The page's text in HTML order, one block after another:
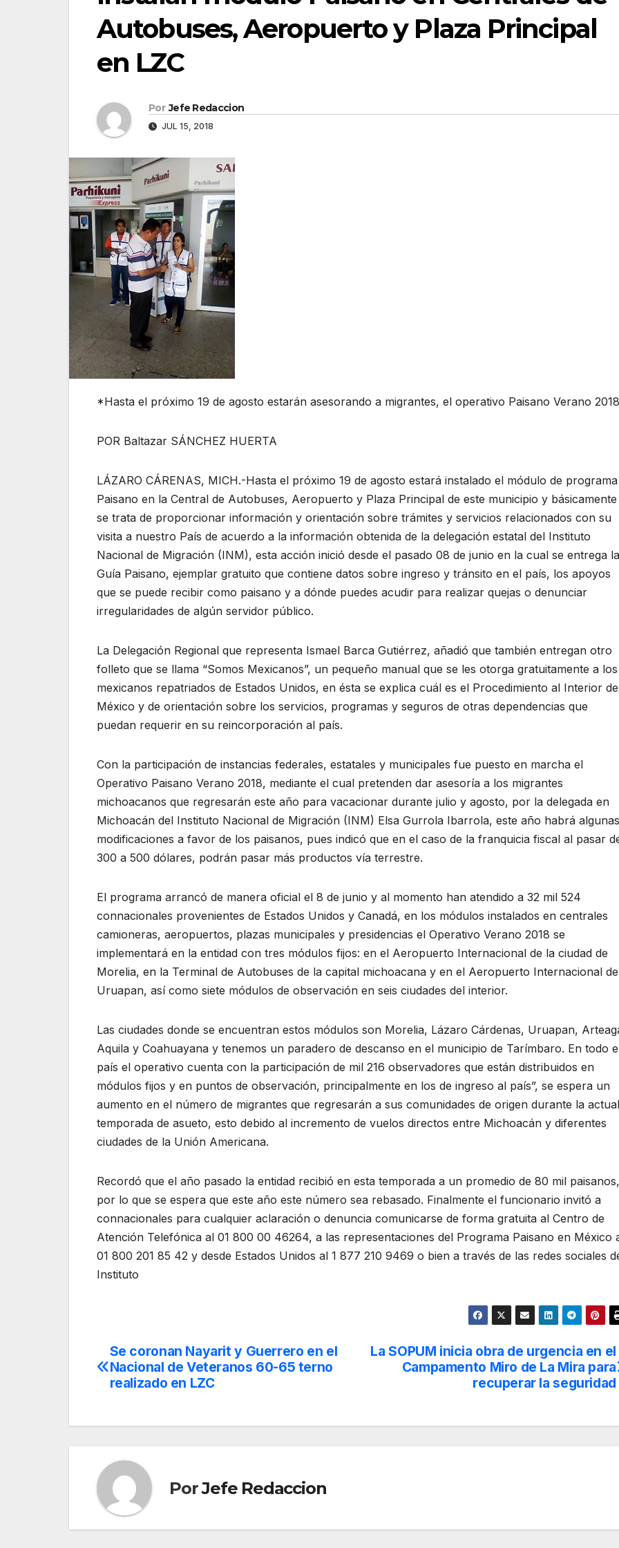
Autobuses, Aeropuerto y Plaza Principal
en LZC
Por Jefe Redaccion
JUL 15, 2018
*Hasta el próximo 19 de agosto estarán asesorando a migrantes, el operativo Paisano Verano 2018
POR Baltazar SÁNCHEZ HUERTA
LÁZARO CÁRENAS, MICH.-Hasta el próximo 19 de agosto estará instalado el módulo de programa
Paisano en la Central de Autobuses, Aeropuerto y Plaza Principal de este municipio y básicamente
se trata de proporcionar información y orientación sobre trámites y servicios relacionados con su
visita a nuestro País de acuerdo a la información obtenida de la delegación estatal del Instituto
Nacional de Migración (INM), esta acción inició desde el pasado 08 de junio en la cual se entrega la
Guía Paisano, ejemplar gratuito que contiene datos sobre ingreso y tránsito en el país, los apoyos
que se puede recibir como paisano y a dónde puedes acudir para realizar quejas o denunciar
irregularidades de algún servidor público.
La Delegación Regional que representa Ismael Barca Gutiérrez, añadió que también entregan otro
folleto que se llama “Somos Mexicanos”, un pequeño manual que se les otorga gratuitamente a los
mexicanos repatriados de Estados Unidos, en ésta se explica cuál es el Procedimiento al Interior de
México y de orientación sobre los servicios, programas y seguros de otras dependencias que
puedan requerir en su reincorporación al país.
Con la participación de instancias federales, estatales y municipales fue puesto en marcha el
Operativo Paisano Verano 2018, mediante el cual pretenden dar asesoría a los migrantes
michoacanos que regresarán este año para vacacionar durante julio y agosto, por la delegada en
Michoacán del Instituto Nacional de Migración (INM) Elsa Gurrola Ibarrola, este año habrá algunas
modificaciones a favor de los paisanos, pues indicó que en el caso de la franquicia fiscal al pasar
300 a 500 dólares, podrán pasar más productos vía terrestre.
El programa arrancó de manera oficial el 8 de junio y al momento han atendido a 32 mil 524
connacionales provenientes de Estados Unidos y Canadá, en los módulos instalados en centrales
camioneras, aeropuertos, plazas municipales y presidencias el Operativo Verano 2018 se
implementará en la entidad con tres módulos fijos: en el Aeropuerto Internacional de la ciudad de
Morelia, en la Terminal de Autobuses de la capital michoacana y en el Aeropuerto Internacional de
Uruapan, así como siete módulos de observación en seis ciudades del interior.
Las ciudades donde se encuentran estos módulos son Morelia, Lázaro Cárdenas, Uruapan,
Aquila y Coahuayana y tenemos un paradero de descanso en el municipio de Tarímbaro. En todo
país el operativo cuenta con la participación de mil 216 observadores que están distribuidos en
módulos fijos y en puntos de observación, principalmente en los de ingreso al país”, se espera un
aumento en el número de migrantes que regresarán a sus comunidades de origen durante la actual
temporada de asueto, esto debido al incremento de vuelos directos entre Michoacán y diferentes
ciudades de la Unión Americana.
Recordó que el año pasado la entidad recibió en esta temporada a un promedio de 80 mil paisanos,
por lo que se espera que este año este número sea rebasado. Finalmente el funcionario invitó a
connacionales para cualquier aclaración o denuncia comunicarse de forma gratuita al Centro de
Atención Telefónica al 01 800 00 46264, a las representaciones del Programa Paisano en México
01 800 201 85 42 y desde Estados Unidos al 1 877 210 9469 o bien a través de las redes sociales
Instituto
Navegación
de
La SOPUM inicia obra de urgencia en el
Campamento Miro de La Mira para
recuperar la seguridad
Se coronan Nayarit y Guerrero en el
Nacional de Veteranos 60-65 terno
realizado en LZC
PorJefe Redaccion